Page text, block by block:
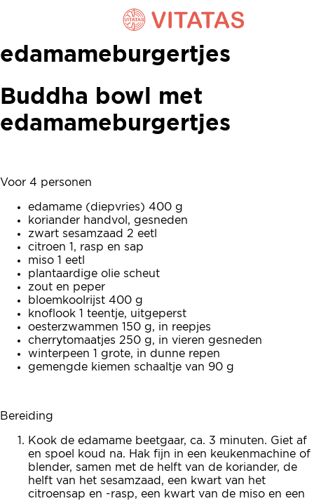
Buddha bowl met
edamameburgertjes
Buddha bowl met
edamameburgertjes
Voor 4 personen
edamame (diepvries) 400 g
koriander handvol, gesneden
zwart sesamzaad 2 eetl
citroen 1, rasp en sap
miso 1 eetl
plantaardige olie scheut
zout en peper
bloemkoolrijst 400 g
knoflook 1 teentje, uitgeperst
oesterzwammen 150 g, in reepjes
cherrytomaatjes 250 g, in vieren gesneden
winterpeen 1 grote, in dunne repen
gemengde kiemen schaaltje van 90 g
Bereiding
Kook de edamame beetgaar, ca. 3 minuten. Giet af
en spoel koud na. Hak fijn in een keukenmachine of
blender, samen met de helft van de koriander, de
helft van het sesamzaad, een kwart van het
citroensap en -rasp, een kwart van de miso en een